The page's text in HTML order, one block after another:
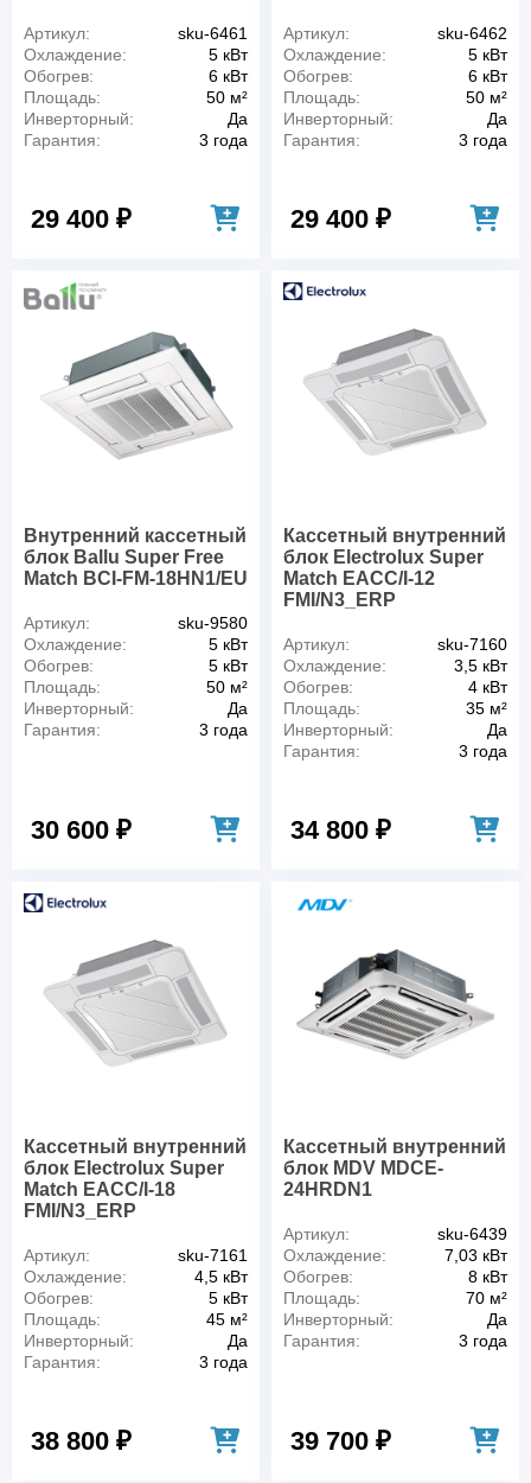
Артикул:
sku-6461
Охлаждение:
5 кВт
Обогрев:
6 кВт
Площадь:
50 м²
Инверторный:
Да
Гарантия:
3 года
29 400 ₽
Артикул:
sku-6462
Охлаждение:
5 кВт
Обогрев:
6 кВт
Площадь:
50 м²
Инверторный:
Да
Гарантия:
3 года
29 400 ₽
Внутренний кассетный
блок Ballu Super Free
Match BCI-FM-18HN1/EU
Артикул:
sku-9580
Охлаждение:
5 кВт
Обогрев:
5 кВт
Площадь:
50 м²
Инверторный:
Да
Гарантия:
3 года
30 600 ₽
Кассетный внутренний
блок Electrolux Super
Match EACC/I-12
FMI/N3_ERP
Артикул:
sku-7160
Охлаждение:
3,5 кВт
Обогрев:
4 кВт
Площадь:
35 м²
Инверторный:
Да
Гарантия:
3 года
34 800 ₽
Кассетный внутренний
блок Electrolux Super
Match EACC/I-18
FMI/N3_ERP
Артикул:
sku-7161
Охлаждение:
4,5 кВт
Обогрев:
5 кВт
Площадь:
45 м²
Инверторный:
Да
Гарантия:
3 года
38 800 ₽
Кассетный внутренний
блок MDV MDCE-
24HRDN1
Артикул:
sku-6439
Охлаждение:
7,03 кВт
Обогрев:
8 кВт
Площадь:
70 м²
Инверторный:
Да
Гарантия:
3 года
39 700 ₽